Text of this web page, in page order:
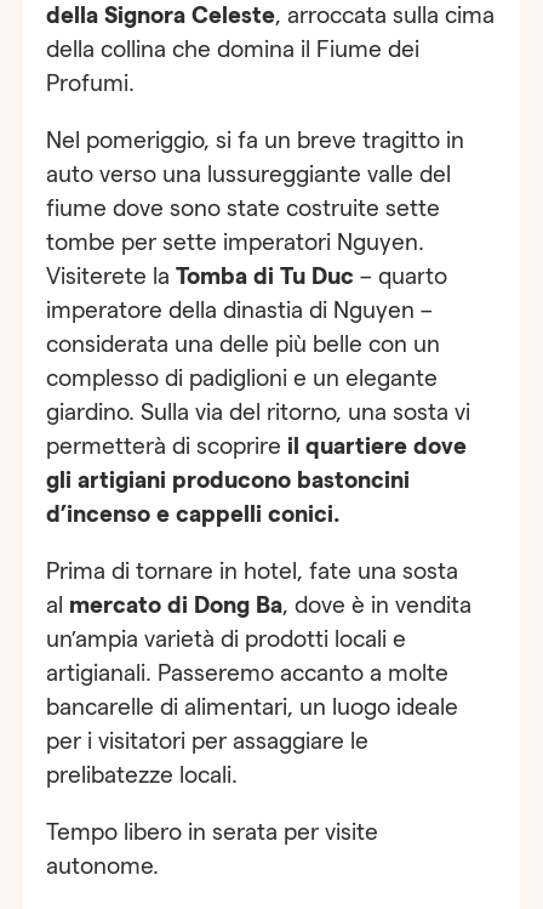
della Signora Celeste, arroccata sulla cima
della collina che domina il Fiume dei
Profumi.
Nel pomeriggio, si fa un breve tragitto in
auto verso una lussureggiante valle del
fiume dove sono state costruite sette
tombe per sette imperatori Nguyen.
Visiterete laTomba di Tu Duc – quarto
imperatore della dinastia di Nguyen –
considerata una delle più belle con un
complesso di padiglioni e un elegante
giardino. Sulla via del ritorno, una sosta vi
permetterà di scoprireil quartiere dove
gli artigiani producono bastoncini
d’incenso e cappelli conici.
Prima di tornare in hotel, fate una sosta
al mercato di Dong Ba, dove è in vendita
un’ampia varietà di prodotti locali e
artigianali. Passeremo accanto a molte
bancarelle di alimentari, un luogo ideale
per i visitatori per assaggiare le
prelibatezze locali.
Tempo libero in serata per visite
autonome.